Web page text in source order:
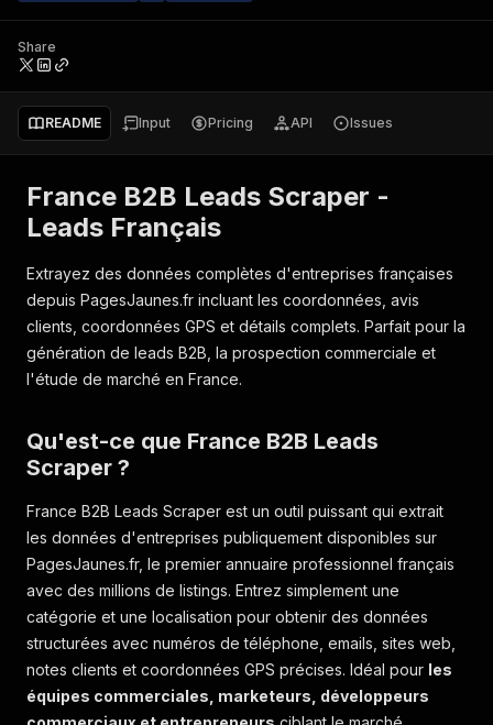
Share
README Input Pricing API Issues
France B2B Leads Scraper -
Leads Français
Extrayez des données complètes d'entreprises françaises
depuis PagesJaunes.fr incluant les coordonnées, avis
clients, coordonnées GPS et détails complets. Parfait pour la
génération de leads B2B, la prospection commerciale et
l'étude de marché en France.
Qu'est-ce que France B2B Leads
Scraper ?
France B2B Leads Scraper est un outil puissant qui extrait
les données d'entreprises publiquement disponibles sur
PagesJaunes.fr, le premier annuaire professionnel français
avec des millions de listings. Entrez simplement une
catégorie et une localisation pour obtenir des données
structurées avec numéros de téléphone, emails, sites web,
notes clients et coordonnées GPS précises. Idéal pour les
équipes commerciales, marketeurs, développeurs